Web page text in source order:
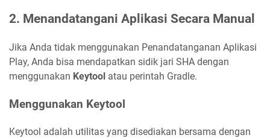
2. Menandatangani Aplikasi Secara Manual
Jika Anda tidak menggunakan Penandatanganan Aplikasi
Play, Anda bisa mendapatkan sidik jari SHA dengan
menggunakan Keytool atau perintah Gradle.
Menggunakan Keytool
Keytool adalah utilitas yang disediakan bersama dengan